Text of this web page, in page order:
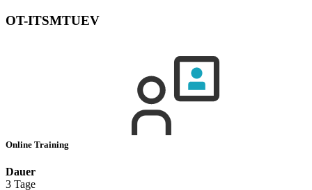
OT-ITSMTUEV
Online Training
Dauer
3 Tage